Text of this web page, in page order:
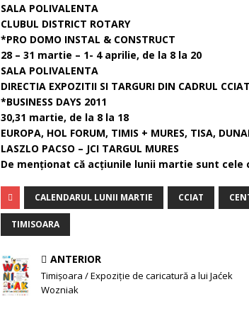
SALA POLIVALENTA
CLUBUL DISTRICT ROTARY
*PRO DOMO INSTAL & CONSTRUCT
28 – 31 martie – 1- 4 aprilie, de la 8 la 20
SALA POLIVALENTA
DIRECTIA EXPOZITII SI TARGURI DIN CADRUL CCIAT
*BUSINESS DAYS 2011
30,31 martie, de la 8 la 18
EUROPA, HOL FORUM, TIMIS + MURES, TISA,
LASZLO PACSO – JCI TARGUL MURES
De menţionat că acţiunile lunii martie sunt
CALENDARUL LUNII MARTIE CCIAT
TIMISOARA
ANTERIOR
Timişoara / Expoziţie de caricatură a lui Jaćek
Wozniak